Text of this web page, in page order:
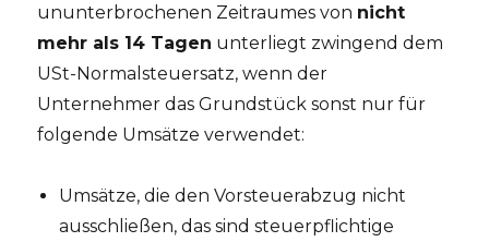
ununterbrochenen Zeitraumes von nicht
mehr als 14 Tagen unterliegt zwingend dem
USt-Normalsteuersatz, wenn der
Unternehmer das Grundstück sonst nur für
folgende Umsätze verwendet:
Umsätze, die den Vorsteuerabzug nicht
ausschließen, das sind steuerpflichtige